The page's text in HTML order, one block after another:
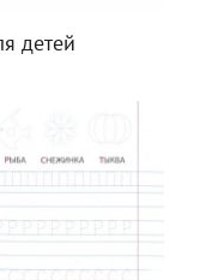
детей